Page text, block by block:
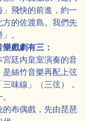
飛快的前進，約一
的佐渡島。我們先
。
戲劇有三：
宮廷內皇室演奏的音
絲竹音樂再配上弦
味線」（三弦），
的布偶戲，先由琵琶